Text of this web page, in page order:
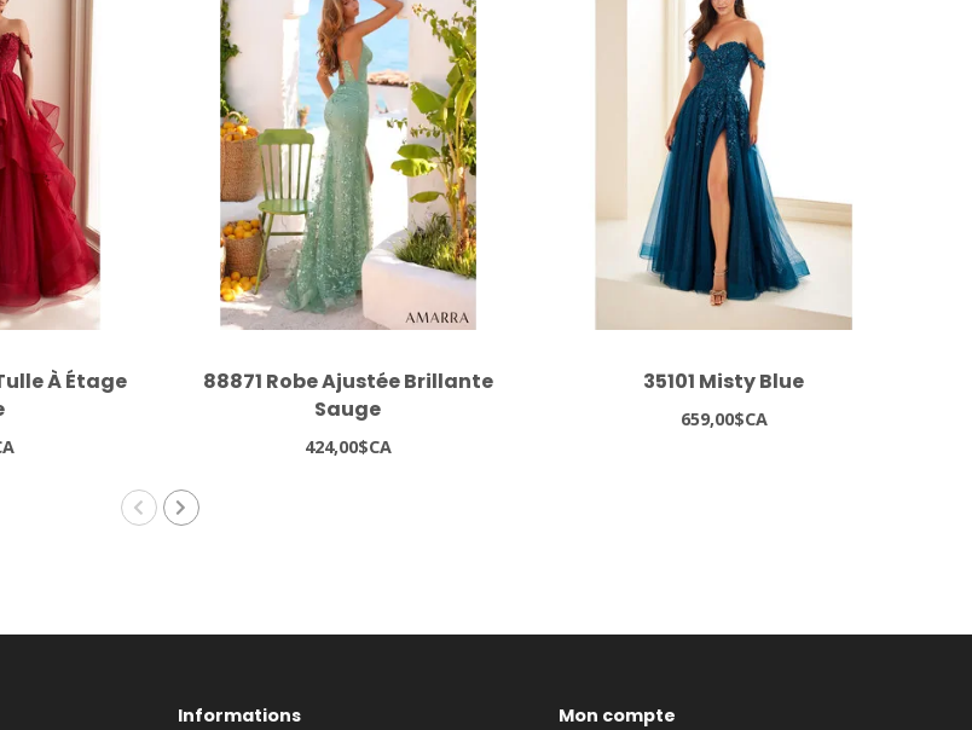
À Étage
88871 Robe Ajustée Brillante
Sauge
424,00$CA
35101 Misty Blue
659,00$CA
Informations Mon compte